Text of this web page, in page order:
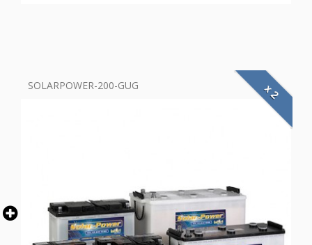
x 2
SOLARPOWER-200-GUG